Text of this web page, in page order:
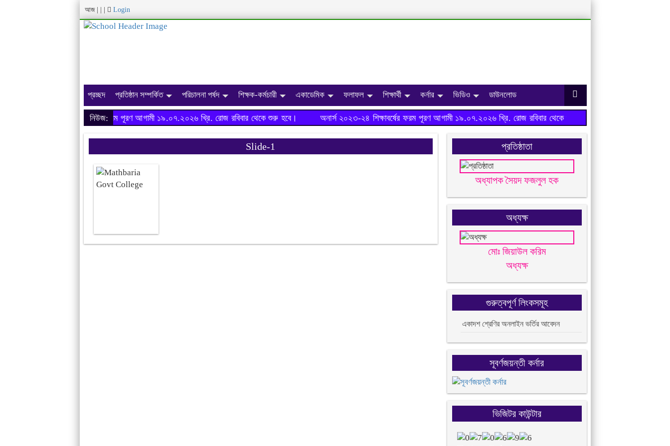
আজ Login
প্রচ্ছদ প্রতিষ্ঠান সম্পর্কিত পরিচালনা পর্ষদ শিক্ষক-কর্মচারী একাডেমিক ফলাফল শিক্ষার্থী কর্নার ভিডিও ডাউনলোড
নিউজ: অনার্স ২০২৩-২৪ শিক্ষাবর্ষের ফরম পূরণ আগামী ১৯.০৭.২০২৬ খ্রি. রোজ রবিবার থেকে শুরু হবে।
অনার্স ২০২৩-২৪ শিক্ষাবর্ষের ফরম পূরণ আগামী ১৯.০৭.২০২৬ খ্রি. রোজ রবিবার থেকে শুরু হবে।
Slide-1 প্রতিষ্ঠাতা
অধ্যাপক সৈয়দ ফজলুল হক
অধ্যক্ষ
মোঃ জিয়াউল করিম
অধ্যক্ষ
গুরুত্বপূর্ণ লিংকসমূহ
একাদশ শ্রেণির অনলাইন ভর্তির আবেদন
সূবর্ণজয়ন্তী কর্নার
ভিজিটর কাউন্টার